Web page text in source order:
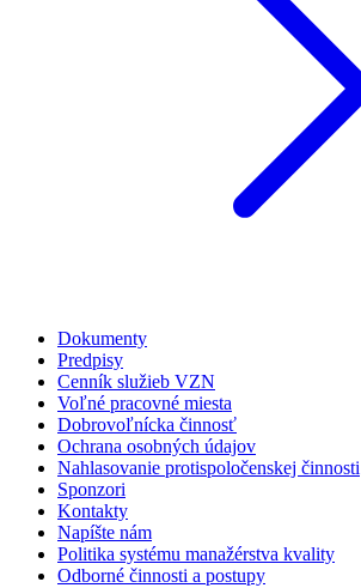
Dokumenty
Predpisy
Cenník služieb VZN
Voľné pracovné miesta
Dobrovoľnícka činnosť
Ochrana osobných údajov
Nahlasovanie protispoločenskej činnosti
Sponzori
Kontakty
Napíšte nám
Politika systému manažérstva kvality
Odborné činnosti a postupy